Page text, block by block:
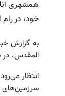
خود، در
به گزارش
المقدس،
انتظار
سرزمین‌های